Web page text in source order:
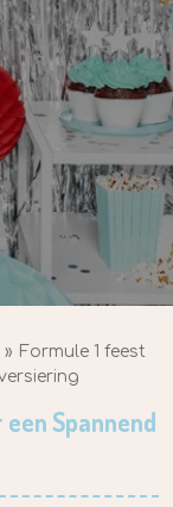
» Formule 1 feest
Spannend